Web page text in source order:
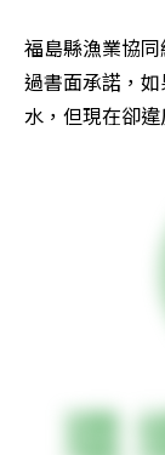
福島縣漁業協
過書面承諾，
水，但現在卻